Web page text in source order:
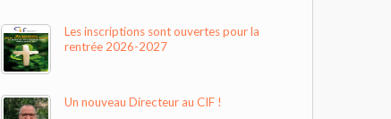
Les inscriptions sont ouvertes pour la
rentrée 2026-2027
Un nouveau Directeur au CIF !